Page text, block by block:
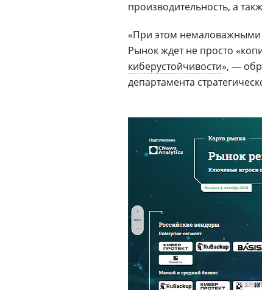
производительность, а
«При этом немаловажными
Рынок ждет не просто
киберустойчивости», —
департамента